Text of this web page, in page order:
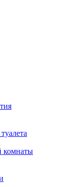
комнаты